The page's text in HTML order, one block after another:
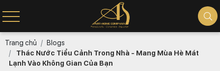
Trang chủ
Blogs
Thác Nước Tiểu Cảnh Trong Nhà - Mang Mùa Hè Mát
Lạnh Vào Không Gian Của Bạn